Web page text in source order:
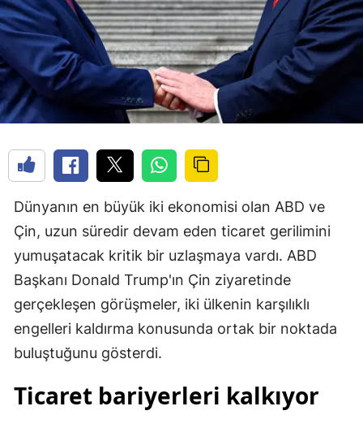
Dünyanın en büyük iki ekonomisi olan ABD ve
Çin, uzun süredir devam eden ticaret gerilimini
yumuşatacak kritik bir uzlaşmaya vardı. ABD
Başkanı Donald Trump'ın Çin ziyaretinde
gerçekleşen görüşmeler, iki ülkenin karşılıklı
engelleri kaldırma konusunda ortak bir noktada
buluştuğunu gösterdi.
Ticaret bariyerleri kalkıyor